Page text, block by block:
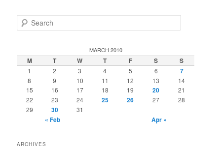
e
c
h
MARCH 2010
M T W T F S S
1 2 3 4 5 6 7
8 9 10 11 12 13
14
15
16 17 18 19 20
21
22
23 24 25 26 27
28
29
30 31
« Feb Apr »
ARCHIVES